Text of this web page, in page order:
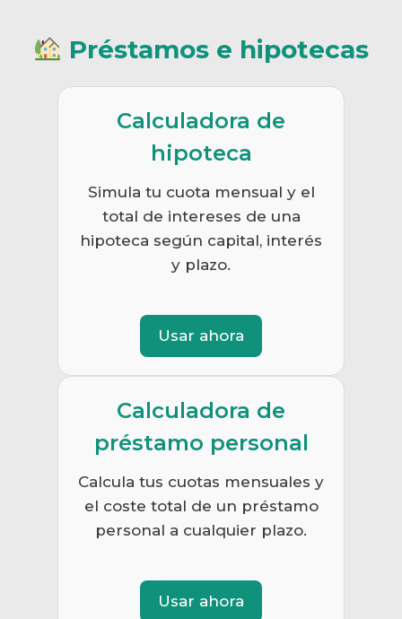
Préstamos e hipotecas
Calculadora de
hipoteca
Simula tu cuota mensual y el
total de intereses de una
hipoteca según capital, interés
y plazo.
Usar ahora
Calculadora de
préstamo personal
Calcula tus cuotas mensuales y
el coste total de un préstamo
personal a cualquier plazo.
Usar ahora